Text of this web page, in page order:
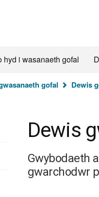
hyd i wasanaeth gofal
gofal Dewis
Dewis
Gwybodaeth
gwarchodwr